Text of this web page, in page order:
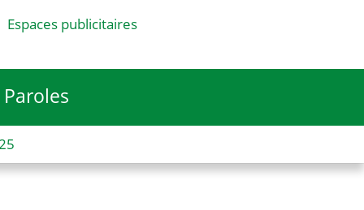
Espaces publicitaires
Paroles